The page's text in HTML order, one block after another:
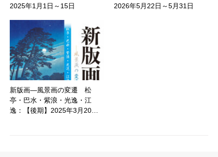
2025年1月1日～15日
2026年5月22日～5月31日
新版画—風景画の変遷 松
亭・巴水・紫浪・光逸・江
逸：【後期】2025年3月20…